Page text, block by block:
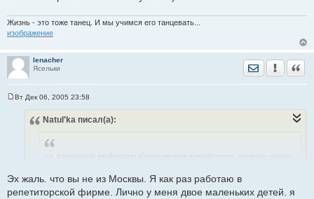
Жизнь - это тоже танец. И мы учимся его танцевать...
изображение
lenacher
Ясельки
Отправить
Вт Дек 06, 2005 23:58
Natul'ka писал(а):
осталось. И налечь поплотнее на курсовики
Эх жаль. что вы не из Москвы. Я как раз работаю в
репетиторской фирме. Лично у меня двое маленьких детей. я